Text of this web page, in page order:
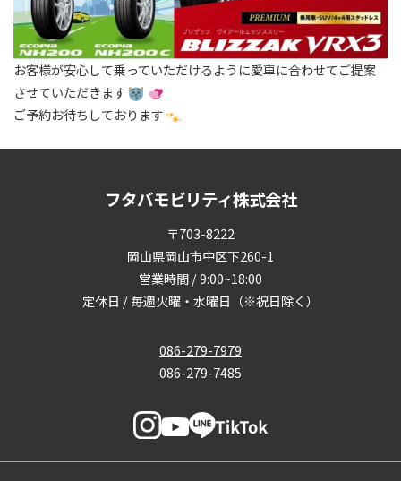
お客様が安心して乗っていただけるように愛車に合わせてご提案
させていただきます
ご予約お待ちしております
フタバモビリティ株式会社
〒703-8222
岡山県岡山市中区下260-1
営業時間 / 9:00~18:00
定休日 / 毎週火曜・水曜日（※祝日除く）
086-279-7979
086-279-7485